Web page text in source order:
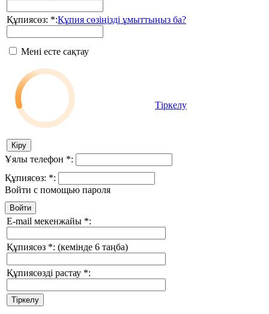
Құпиясөз: *:Құпия сөзіңізді ұмыттыңыз ба?
Мені есте сақтау
Тіркелу
Ұялы телефон *:
Құпиясөз: *:
Войти с помощью пароля
E-mail мекенжайы *:
Құпиясөз *: (кемінде 6 таңба)
Құпиясөзді растау *: